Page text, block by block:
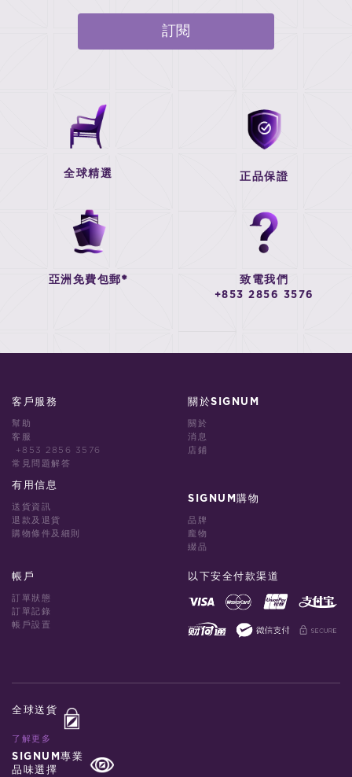
訂閱
全球精選 正品保證
亞洲免費包郵* 致電我們
+853 2856 3576
客戶服務
幫助
客服
+853 2856 3576
常見問題解答
有用信息
送貨資訊
退款及退貨
購物條件及細則
關於SIGNUM
關於
消息
店鋪
SIGNUM購物
品牌
龐物
綴品
帳戶
訂單狀態
訂單記錄
帳戶設置
以下安全付款渠道
全球送貨
了解更多
SIGNUM專業
品味選擇